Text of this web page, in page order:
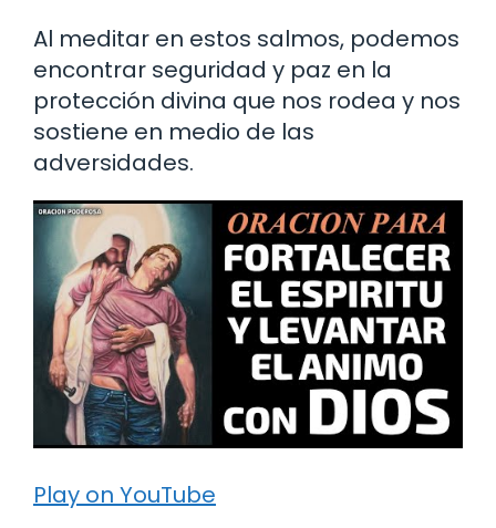
Al meditar en estos salmos, podemos
encontrar seguridad y paz en la
protección divina que nos rodea y nos
sostiene en medio de las
adversidades.
Play on YouTube